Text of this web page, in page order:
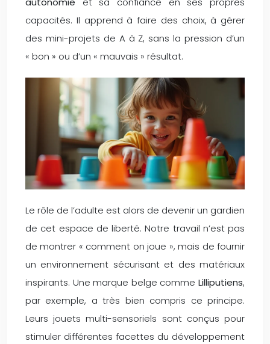
capacités. Il apprend à faire des choix, à gérer
des mini-projets de A à Z, sans la pression d’un
« bon » ou d’un « mauvais » résultat.
Le rôle de l’adulte est alors de devenir un gardien
de cet espace de liberté. Notre travail n’est pas
de montrer « comment on joue », mais de fournir
un environnement sécurisant et des matériaux
inspirants. Une marque belge comme Lilliputiens,
par exemple, a très bien compris ce principe.
Leurs jouets multi-sensoriels sont conçus pour
stimuler différentes facettes du développement